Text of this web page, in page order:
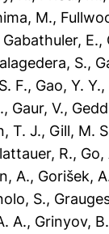
M.,
Gabathuler, E.,
S.,
F., Gao, Y. Y.,
, Gaur, V.,
T. J., Gill, M.
R., Go,
A., Gorišek,
S.,
A., Grinyov,